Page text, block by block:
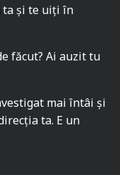
ta și te uiți în
făcut? Ai auzit tu
mai întâi și
ta. E un